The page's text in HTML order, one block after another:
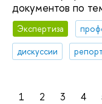
документов по
Экспертиза
дискуссии
1 2 3 4